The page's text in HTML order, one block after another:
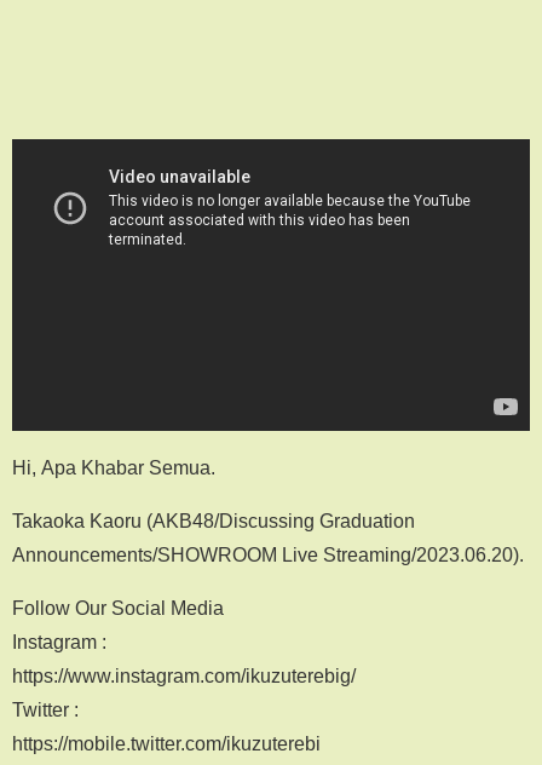
Hi, Apa Khabar Semua.
Takaoka Kaoru (AKB48/Discussing Graduation
Announcements/SHOWROOM Live Streaming/2023.06.20).
Follow Our Social Media
Instagram :
https://www.instagram.com/ikuzuterebig/
Twitter :
https://mobile.twitter.com/ikuzuterebi